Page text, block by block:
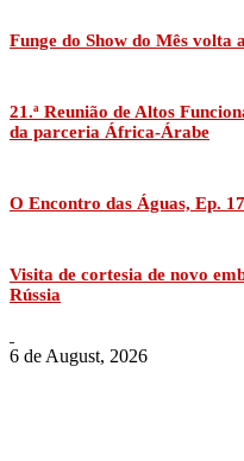
Funge do Show do Mês volta
21.ª Reunião de Altos
da parceria África-Árabe
O Encontro das Águas, Ep.
Visita de cortesia de novo
Rússia
6 de August, 2026